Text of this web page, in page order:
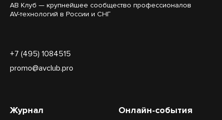
АВ Клуб — крупнейшее сообщество профессионалов
AV-технологий в России и СНГ
+7 (495) 1084515
promo@avclub.pro
Журнал Онлайн-события